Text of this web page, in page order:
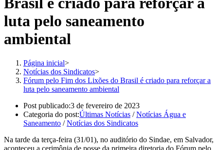
luta pelo saneamento
ambiental
Página inicial>
Notícias dos Sindicatos>
Fórum pelo Fim dos Lixões do Brasil é criado para reforçar a
luta pelo saneamento ambiental
Post publicado:3 de fevereiro de 2023
Categoria do post:Últimas Notícias / Notícias Água e
Saneamento / Notícias dos Sindicatos
Na tarde da terça-feira (31/01), no auditório do Sindae, em Salvador,
aconteceu a cerimônia de posse da primeira diretoria do Fórum pelo